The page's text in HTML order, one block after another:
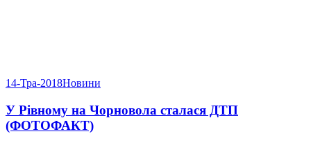
14-Тра-2018Новини
У Рівному на Чорновола сталася ДТП
(ФОТОФАКТ)